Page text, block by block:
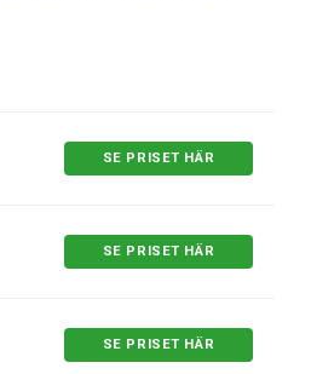
SE PRISET HÄR
SE PRISET HÄR
SE PRISET HÄR